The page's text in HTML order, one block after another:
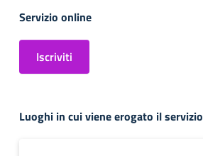
Servizio online
Iscriviti
Luoghi in cui viene erogato il servizio